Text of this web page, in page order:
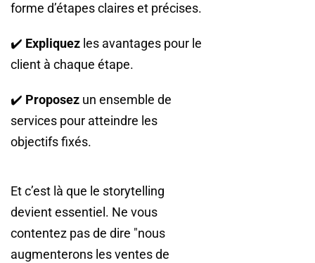
forme d’étapes claires et précises.
✔️ Expliquez les avantages pour le
client à chaque étape.
✔️ Proposez un ensemble de
services pour atteindre les
objectifs fixés.
Et c’est là que le storytelling
devient essentiel. Ne vous
contentez pas de dire "nous
augmenterons les ventes de